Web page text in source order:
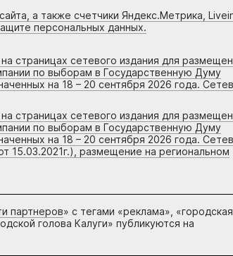
а также счетчики Яндекс.Метрика,
персональных данных.
страницах сетевого издания для
по выборам в Государственную Думу
на 18 – 20 сентября 2026 года.
страницах сетевого издания для
по выборам в Государственную Думу
на 18 – 20 сентября 2026 года.
15.03.2021г.), размещение на региональном
партнеров» с тегами «реклама», «городская
голова Калуги» публикуются на